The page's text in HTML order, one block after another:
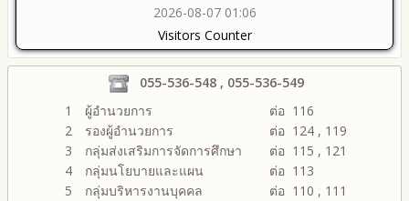
2026-08-07 01:06
Visitors Counter
055-536-548 , 055-536-549
1
ผู้อำนวยการ
ต่อ 116
2
รองผู้อำนวยการ
ต่อ 124 , 119
3
กลุ่มส่งเสริมการจัดการศึกษา
ต่อ 115 , 121
4
กลุ่มนโยบายและแผน
ต่อ 113
5
กลุ่มบริหารงานบุคคล
ต่อ 110 , 111